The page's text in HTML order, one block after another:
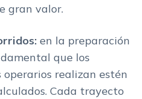
gran valor.
en la preparación
que los
operarios realizan estén
Cada trayecto